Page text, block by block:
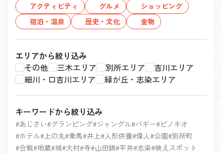
アクティビティ グルメ
ショッピング
宿泊・温泉
歴史・文化 金物
エリアから絞り込み
その他
三木エリア 別所エリア
吉川エリア
細川・口吉川エリア
緑が丘・志染エリア
キーワードから絞り込み
あじさい グランピング ジャングル バギー ピノキオ
ホテル
上の丸 乗馬 井上 人形供養 偉人 公園 別所町
合戦 地蔵 城 大村 寺 山田錦 平井 志染 映えスポット